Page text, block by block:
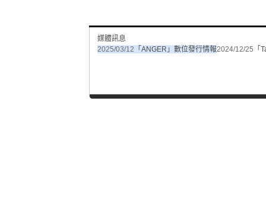
媒體訊息
2025/03/12 「ANGER」數位發行情報2024/12/25 「